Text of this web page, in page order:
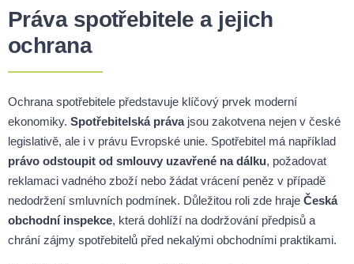
Práva spotřebitele a jejich
ochrana
Ochrana spotřebitele představuje klíčový prvek moderní
ekonomiky. Spotřebitelská právajsou zakotvena nejen v české
legislativě, ale i v právu Evropské unie. Spotřebitel má například
právo odstoupit od smlouvy uzavřené na dálku, požadovat
reklamaci vadného zboží nebo žádat vrácení peněz v případě
nedodržení smluvních podmínek. Důležitou roli zde hraje Česká
obchodní inspekce, která dohlíží na dodržování předpisů a
chrání zájmy spotřebitelů před nekalými obchodními praktikami.